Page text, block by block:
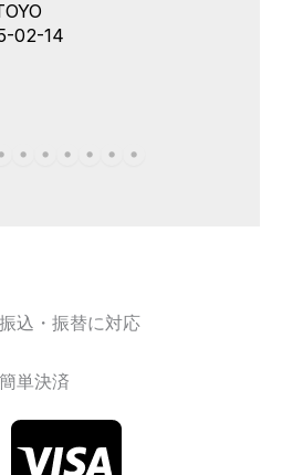
02-14
込・振替に対応
簡単決済